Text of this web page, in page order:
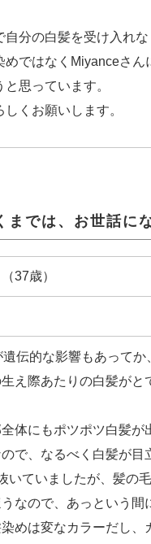
自分の白髪を受け入れ
めではなくMiyanceさん
思っています。
くお願いします。
では、お世話に
37歳）
遺伝的な影響もあってか
え際あたりの白髪がと
体にもポツポツ白髪が
で、なるべく白髪が目
いていましたが、髪の
なので、あっという間
めは変なカラーだし、